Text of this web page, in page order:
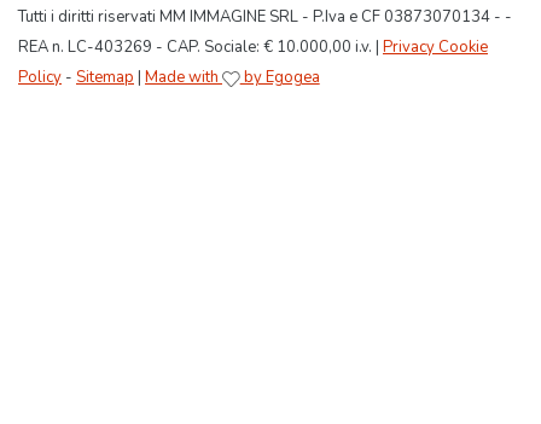
Tutti i diritti riservati MM IMMAGINE SRL - P.Iva e CF 03873070134 - -
REA n. LC-403269 - CAP. Sociale: € 10.000,00 i.v. | Privacy Cookie
Policy - Sitemap Made with by Egogea